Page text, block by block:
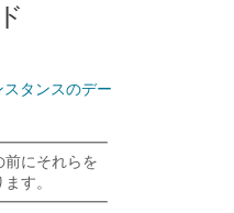
タンスのデー
前にそれらを
す。